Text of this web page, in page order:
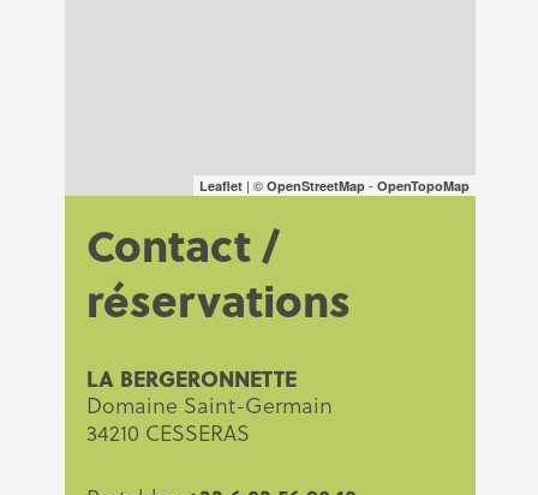
Leaflet | © OpenStreetMap - OpenTopoMap
Contact /
réservations
LA BERGERONNETTE
Domaine Saint-Germain
34210 CESSERAS